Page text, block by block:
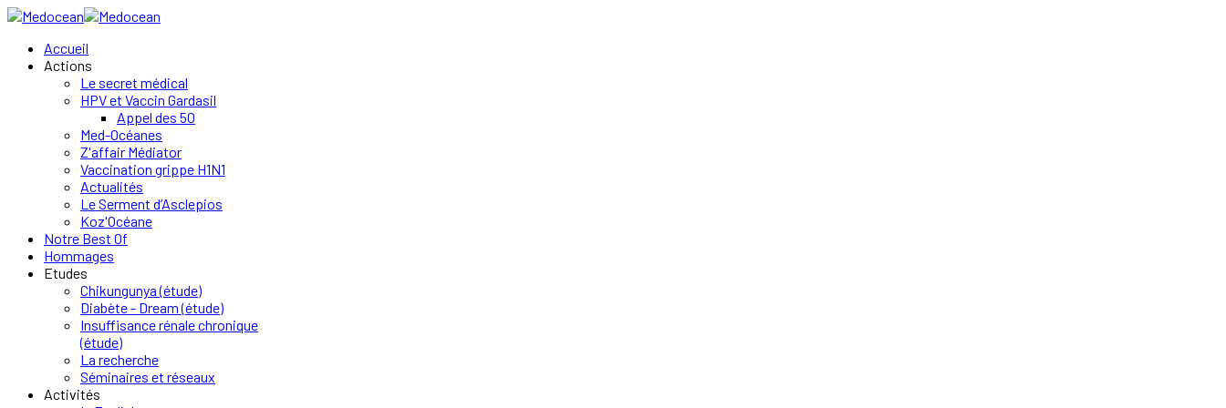
Accueil
Actions
Le secret médical
HPV et Vaccin Gardasil
Appel des 50
Med-Océanes
Z'affair Médiator
Vaccination grippe H1N1
Actualités
Le Serment d’Asclepios
Koz'Océane
Notre Best Of
Hommages
Etudes
Chikungunya (étude)
Diabète - Dream (étude)
Insuffisance rénale chronique
(étude)
La recherche
Séminaires et réseaux
Activités